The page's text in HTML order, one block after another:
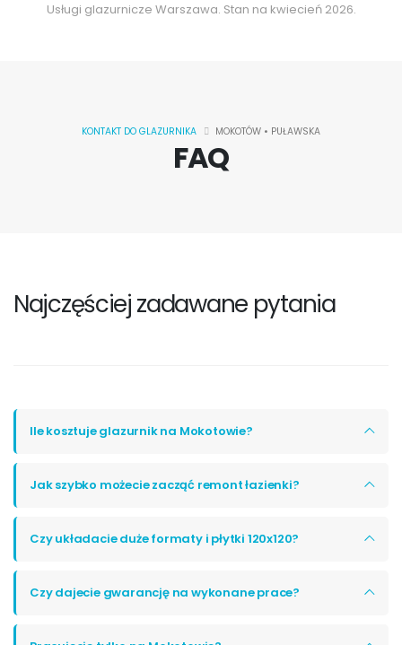
Usługi glazurnicze Warszawa. Stan na kwiecień 2026.
FAQ
KONTAKT DO GLAZURNIKA MOKOTÓW • PUŁAWSKA
Najczęściej zadawane pytania
Ile kosztuje glazurnik na Mokotowie?
Jak szybko możecie zacząć remont łazienki?
Czy układacie duże formaty i płytki 120x120?
Czy dajecie gwarancję na wykonane prace?